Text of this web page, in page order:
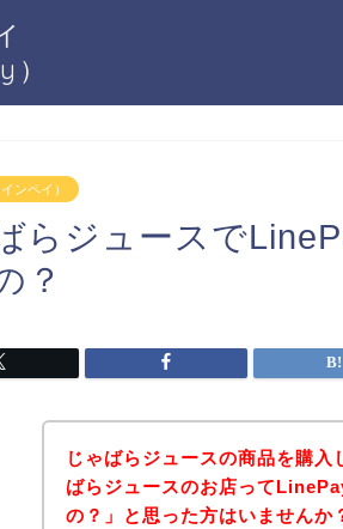
）
ンペイ）
らジュースで
？
じゃばらジュースの商品を購
ばらジュースのお店って
の？」と思った方はいませんか